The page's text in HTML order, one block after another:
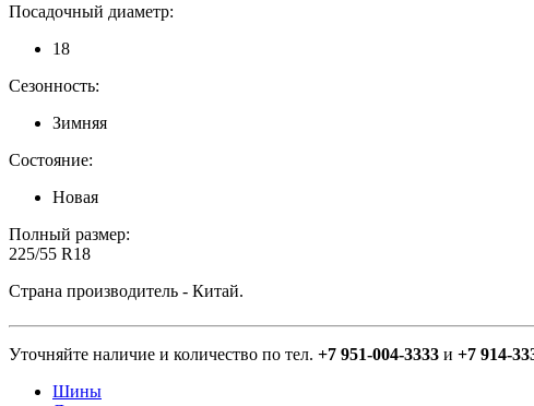
Посадочный диаметр:
18
Сезонность:
Зимняя
Состояние:
Новая
Полный размер:
225/55 R18
Страна производитель - Китай.
Уточняйте наличие и количество по тел. +7 951-004-3333 и +7 914-
Шины